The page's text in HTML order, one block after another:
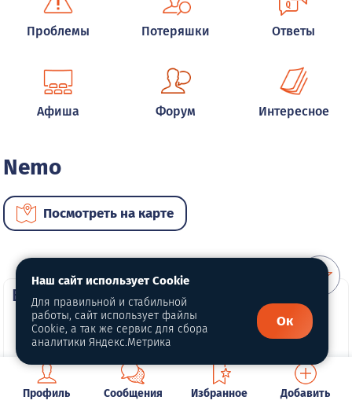
Проблемы Потеряшки Ответы
Афиша Форум Интересное
Nemo
Посмотреть на карте
ВИП автомобили
Профиль Сообщения Избранное Добавить
Наш сайт использует Cookie
Для правильной и стабильной
работы, сайт использует файлы
Cookie, а так же сервис для сбора
аналитики Яндекс.Метрика
Ок